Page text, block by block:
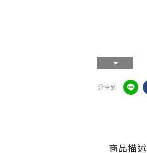
分享到
商品描述